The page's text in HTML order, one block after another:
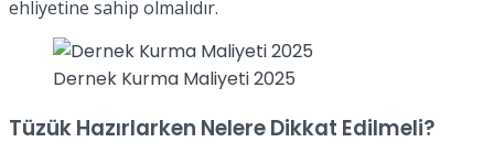
ehliyetine sahip olmalıdır.
Dernek Kurma Maliyeti 2025
Tüzük Hazırlarken Nelere Dikkat Edilmeli?